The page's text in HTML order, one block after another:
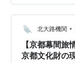
れが襲っている
ていま世間の耳
特に暴風圏の強
向かっている
す。 台風１５号
北大路機関 •
【京都幕間
京都文化財の